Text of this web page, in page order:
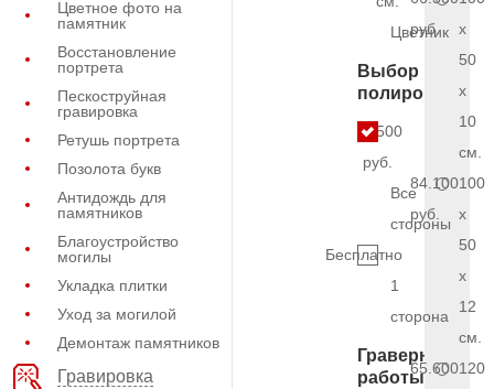
Цветное фото на
памятник
Восстановление
портрета
Пескоструйная
гравировка
Ретушь портрета
Позолота букв
Антидождь для
памятников
Благоустройство
могилы
Укладка плитки
Уход за могилой
Демонтаж памятников
Гравировка
Цветник
Выбор
полировки
5.500
руб.
Все
стороны
Бесплатно
1
сторона
Граверные
работы
руб.
x
50
x
10
см.
84.100
руб.
100
x
50
x
12
см.
65.600120